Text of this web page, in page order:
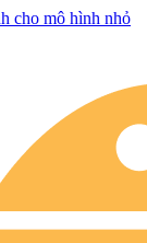
cho mô hình nhỏ